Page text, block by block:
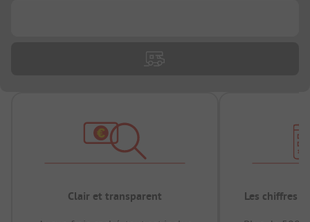
Clair et transparent Les chiffres